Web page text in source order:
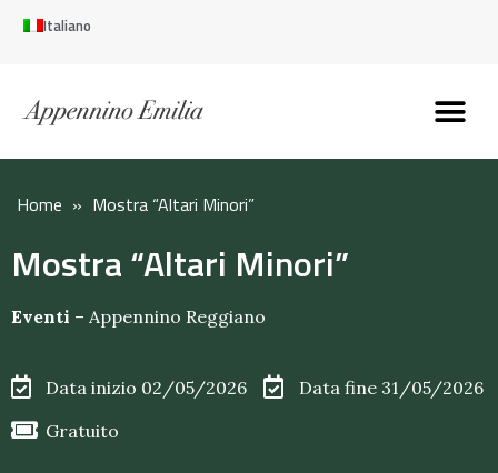
Italiano
Home » Mostra “Altari Minori”
Mostra “Altari Minori”
Eventi – Appennino Reggiano
Data inizio 02/05/2026
Data fine 31/05/2026
Gratuito